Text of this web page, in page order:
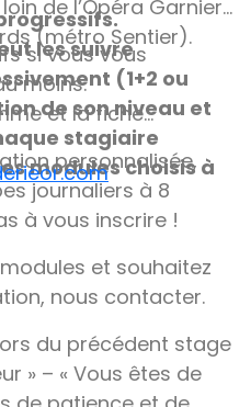
les suivre
(1+2 ou
de son niveau et
stagiaire
modules choisis à
de l’Opéra Garnier
(métro Sentier).
si vous vous
moins.
et la fiche
personnalisée,
journaliers à 8
à vous inscrire !
et souhaitez
nous contacter.
du précédent stage
» – « Vous êtes de